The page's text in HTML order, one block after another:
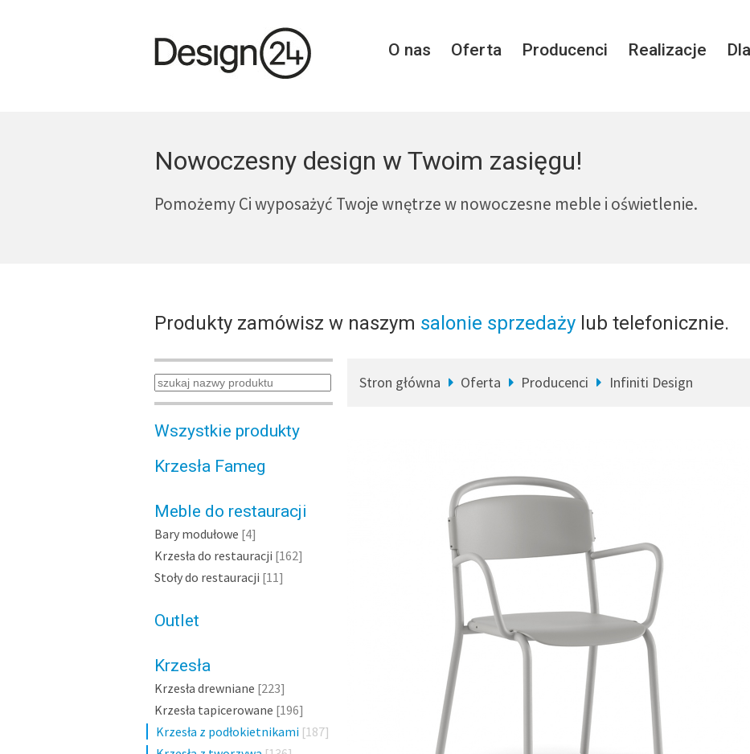
O nas Oferta Producenci Realizacje
Nowoczesny design w Twoim zasięgu!
Pomożemy Ci wyposażyć Twoje wnętrze w nowoczesne meble i oświetlenie.
Produkty zamówisz w naszym salonie sprzedaży lub telefonicznie.
Wszystkie produkty
Krzesła Fameg
Meble do restauracji
Bary modułowe [4]
Krzesła do restauracji [162]
Stoły do restauracji [11]
Outlet
Krzesła
Krzesła drewniane [223]
Krzesła tapicerowane [196]
Krzesła z podłokietnikami [187]
Stron główna Oferta Producenci Infiniti Design